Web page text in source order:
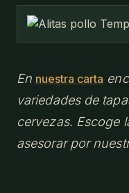
En nuestra carta
variedades de
cervezas. Escoge
asesorar por